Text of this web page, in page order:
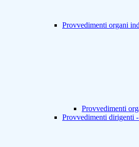
Provvedimenti organi
Provvedimenti
Provvedimenti dirigenti